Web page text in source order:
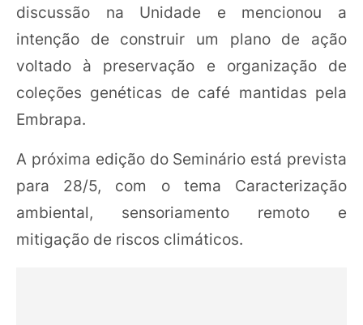
discussão na Unidade e mencionou a
intenção de construir um plano de ação
voltado à preservação e organização de
coleções genéticas de café mantidas pela
Embrapa.
A próxima edição do Seminário está prevista
para 28/5, com o tema Caracterização
ambiental, sensoriamento remoto e
mitigação de riscos climáticos.